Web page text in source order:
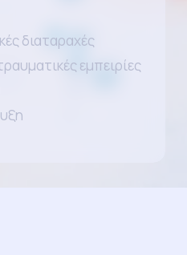
διαταραχές
εμπειρίες